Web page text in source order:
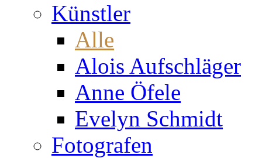
Künstler
Alle
Alois Aufschläger
Anne Öfele
Evelyn Schmidt
Fotografen